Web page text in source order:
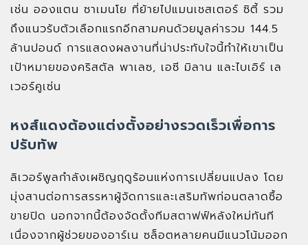
เช่น อองแตน ซาเมนโย ที่ย้ายไปแมนเชสเตอร์ ซิตี้ รวม
ถึงแนวรับตัวเลือกแรกอีกสามคนด้วยมูลค่ารวม 144.5
ล้านปอนด์ การแสดงผลงานที่น่าประทับใจนี้ทำให้เขาเป็น
เป้าหมายของคริสตัล พาเลซ, เอซี มิลาน และไบเอิร์ เล
เวอร์คูเซ่น
หงส์แดงต้องแต่งตั้งอย่างรวดเร็วเพื่อการ
ปรับทัพ
ลิเวอร์พูลกำลังเผชิญฤดูร้อนแห่งการเปลี่ยนแปลง โดย
มุ่งสานต่อการสรรหาผู้จัดการและเสริมทัพก่อนตลาดซื้อ
ขายปิด นอกจากนี้ต้องจัดตั้งทีมสตาฟฟ์หลังใหม่ทันที
เนื่องจากผู้ช่วยของอาร์เน ซล็อตหลายคนมีแนวโน้มออก